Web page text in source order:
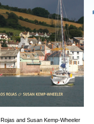
and Susan Kemp-Wheeler